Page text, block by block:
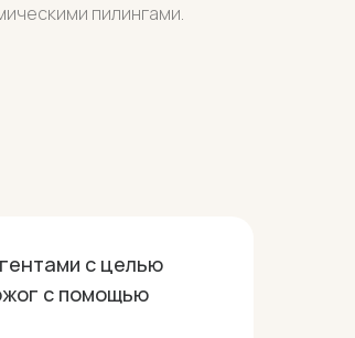
пилингами.
с целью
с помощью